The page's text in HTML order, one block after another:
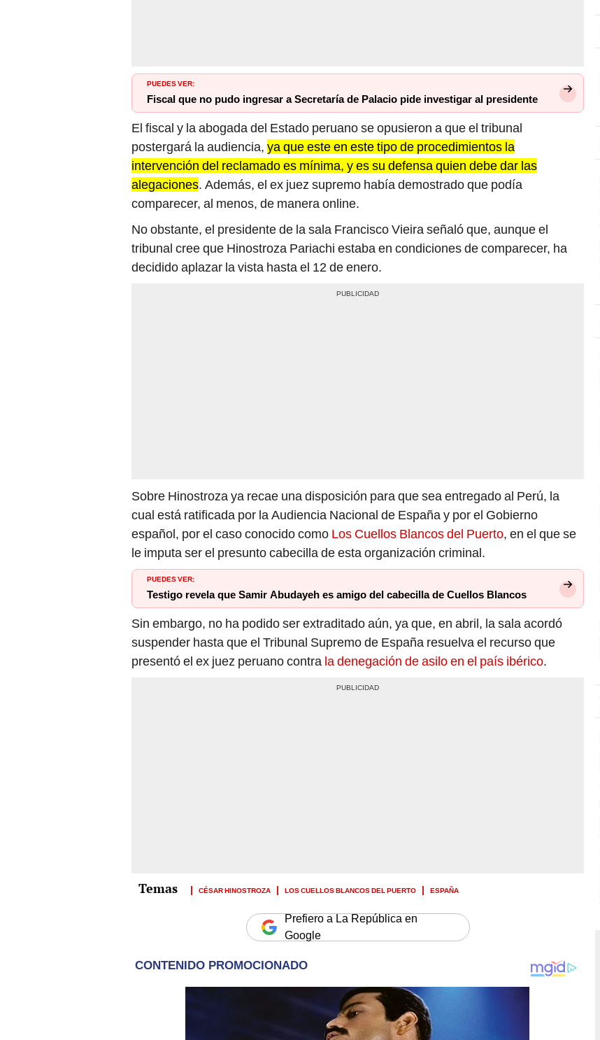
PUEDES VER:
Fiscal que no pudo ingresar a Secretaría de Palacio pide investigar al presidente
El fiscal y la abogada del Estado peruano se opusieron a que el tribunal
postergará la audiencia, ya que este en este tipo de procedimientos la
intervención del reclamado es mínima, y es su defensa quien debe dar las
alegaciones. Además, el ex juez supremo había demostrado que podía
comparecer, al menos, de manera online.
No obstante, el presidente de la sala Francisco Vieira señaló que, aunque el
tribunal cree que Hinostroza Pariachi estaba en condiciones de comparecer, ha
decidido aplazar la vista hasta el 12 de enero.
Sobre Hinostroza ya recae una disposición para que sea entregado al Perú, la
cual está ratificada por la Audiencia Nacional de España y por el Gobierno
español, por el caso conocido como Los Cuellos Blancos del Puerto, en el que se
le imputa ser el presunto cabecilla de esta organización criminal.
PUEDES VER:
Testigo revela que Samir Abudayeh es amigo del cabecilla de Cuellos Blancos
Sin embargo, no ha podido ser extraditado aún, ya que, en abril, la sala acordó
suspender hasta que el Tribunal Supremo de España resuelva el recurso que
presentó el ex juez peruano contra la denegación de asilo en el país ibérico.
CÉSAR HINOSTROZA LOS CUELLOS BLANCOS DEL PUERTO ESPAÑA
Prefiero a La República en
Google